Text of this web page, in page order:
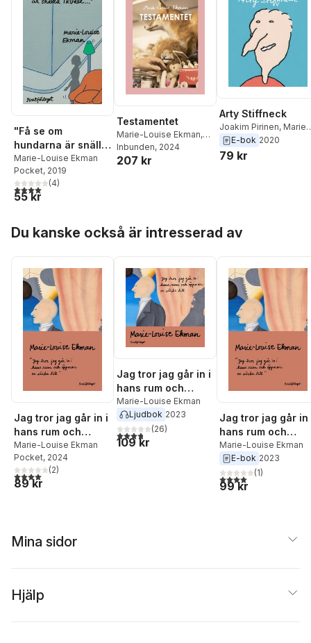
"Få se om
hundarna är snälla
ikväll..."
Marie-Louise Ekman
Pocket, 2019
4,0utav 5 stjärnor. Totalt antal röster:
(4)
55 kr
Testamentet
Marie-Louise Ekman,
Lars Strannegård
Teleman
Inbunden, 2024
207 kr
Arty Stiffneck
Joakim Pirinen, Marie-
Louise Ekman
E-bok 2020
79 kr
Du kanske också är intresserad av
Jag tror jag går in i
hans rum och
öppnar en väska till
Marie-Louise Ekman
Pocket, 2024
4,0utav 5 stjärnor. Totalt antal röster:
(2)
89 kr
Jag tror jag går in i
hans rum och
öppnar en väska till
Marie-Louise Ekman
Ljudbok 2023
3,8utav 5 stjärnor. Totalt antal röster:
(26)
109 kr
Jag tror jag går in
hans rum och
öppnar en väska
Marie-Louise Ekman
E-bok 2023
4,0utav 5 stjärnor.
(1)
99 kr
Mina sidor
Hjälp